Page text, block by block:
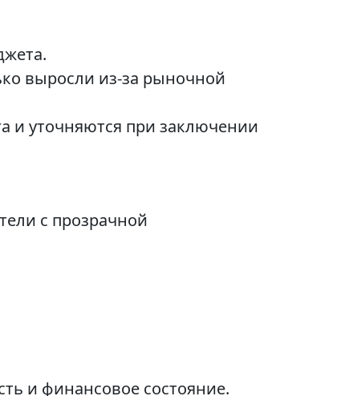
выросли из-за рыночной
и уточняются при заключении
с прозрачной
и финансовое состояние.